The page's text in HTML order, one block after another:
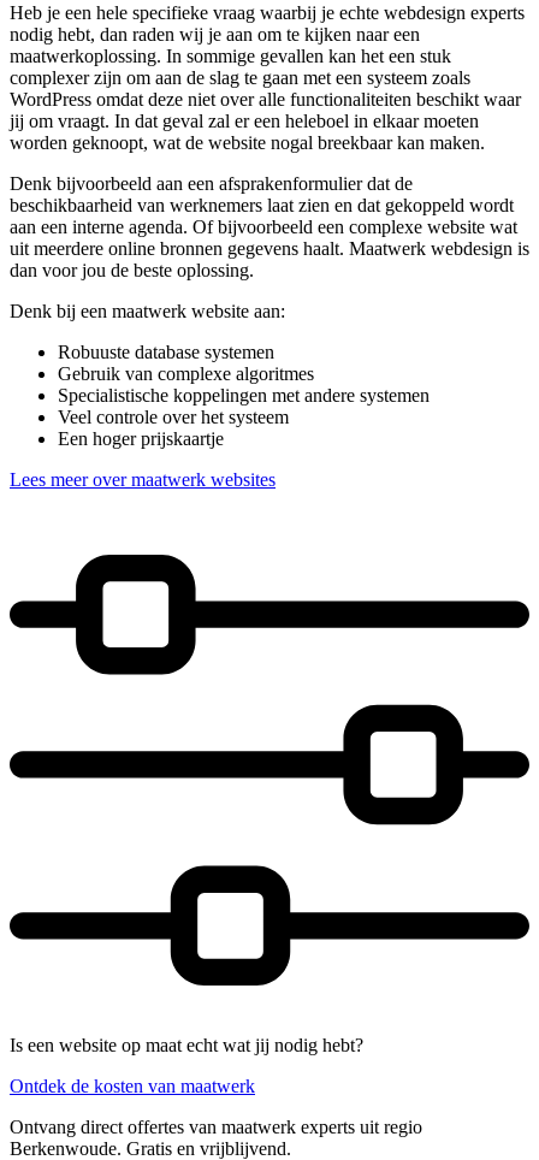
Heb je een hele specifieke vraag waarbij je echte webdesign experts
nodig hebt, dan raden wij je aan om te kijken naar een
maatwerkoplossing. In sommige gevallen kan het een stuk
complexer zijn om aan de slag te gaan met een systeem zoals
WordPress omdat deze niet over alle functionaliteiten beschikt waar
jij om vraagt. In dat geval zal er een heleboel in elkaar moeten
worden geknoopt, wat de website nogal breekbaar kan maken.
Denk bijvoorbeeld aan een afsprakenformulier dat de
beschikbaarheid van werknemers laat zien en dat gekoppeld wordt
aan een interne agenda. Of bijvoorbeeld een complexe website wat
uit meerdere online bronnen gegevens haalt. Maatwerk webdesign is
dan voor jou de beste oplossing.
Denk bij een maatwerk website aan:
Robuuste database systemen
Gebruik van complexe algoritmes
Specialistische koppelingen met andere systemen
Veel controle over het systeem
Een hoger prijskaartje
Lees meer over maatwerk websites
Is een website op maat echt wat jij nodig hebt?
Ontdek de kosten van maatwerk
Ontvang direct offertes van maatwerk experts uit regio
Berkenwoude. Gratis en vrijblijvend.